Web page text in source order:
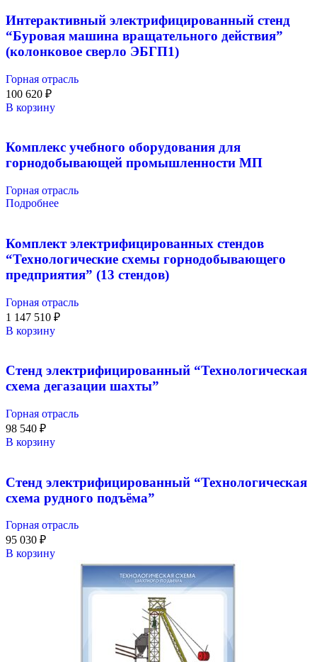
Интерактивный электрифицированный стенд
“Буровая машина вращательного действия”
(колонковое сверло ЭБГП1)
Горная отрасль
100 620 ₽
В корзину
Комплекс учебного оборудования для
горнодобывающей промышленности МП
Горная отрасль
Подробнее
Комплект электрифицированных стендов
“Технологические схемы горнодобывающего
предприятия” (13 стендов)
Горная отрасль
1 147 510 ₽
В корзину
Стенд электрифицированный “Технологическая
схема дегазации шахты”
Горная отрасль
98 540 ₽
В корзину
Стенд электрифицированный “Технологическая
схема рудного подъёма”
Горная отрасль
95 030 ₽
В корзину